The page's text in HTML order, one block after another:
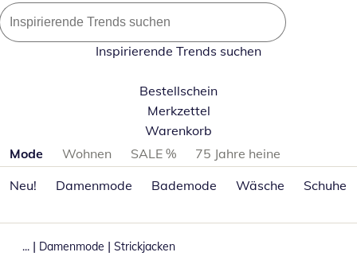
Inspirierende Trends suchen
Bestellschein
Merkzettel
Warenkorb
Produktkategorien überspringen
Mode Wohnen SALE %
75 Jahre heine
Neu!
Damenmode Bademode Wäsche Schuhe
... | Damenmode | Strickjacken